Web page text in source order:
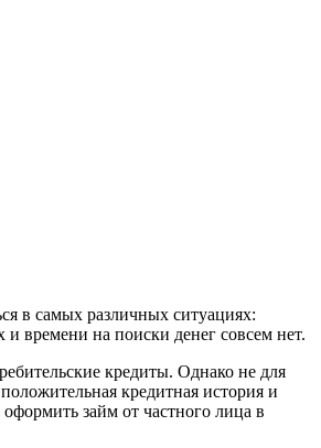
в самых различных ситуациях:
и времени на поиски денег совсем нет.
кредиты. Однако не для
кредитная история и
займ от частного лица в